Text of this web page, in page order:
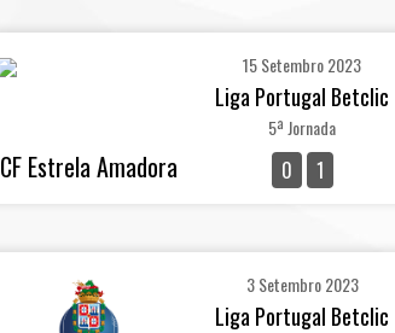
CF Estrela Amadora
15 Setembro 2023
Liga Portugal Betclic
5ª Jornada
0 1
3 Setembro 2023
Liga Portugal Betclic